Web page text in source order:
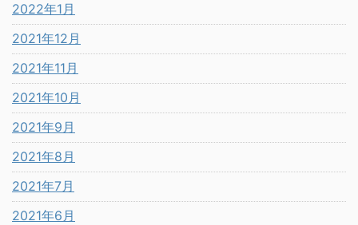
2022年1月
2021年12月
2021年11月
2021年10月
2021年9月
2021年8月
2021年7月
2021年6月